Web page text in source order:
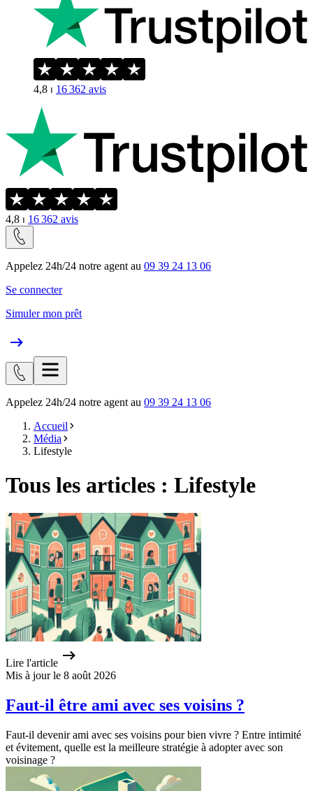
4,8 ⏐ 16 362 avis
4,8 ⏐ 16 362 avis
Appelez 24h/24 notre agent au 09 39 24 13 06
Se connecter
Simuler mon prêt
Appelez 24h/24 notre agent au 09 39 24 13 06
Accueil
Média
Lifestyle
Tous les articles : Lifestyle
Lire l'article
Mis à jour le 8 août 2026
Faut-il être ami avec ses voisins ?
Faut-il devenir ami avec ses voisins pour bien vivre ? Entre intimité
et évitement, quelle est la meilleure stratégie à adopter avec son
voisinage ?